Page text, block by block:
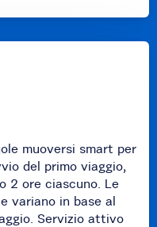
muoversi smart per
del primo viaggio,
2 ore ciascuno. Le
variano in base al
Servizio attivo